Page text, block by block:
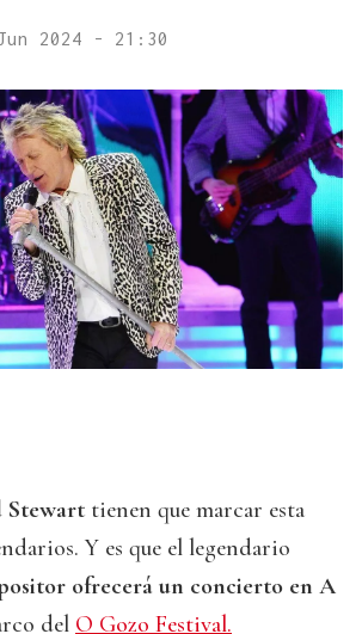
2024 - 21:30
Stewart tienen que marcar esta
Y es que el legendario
ofrecerá un concierto en A
del O Gozo Festival.